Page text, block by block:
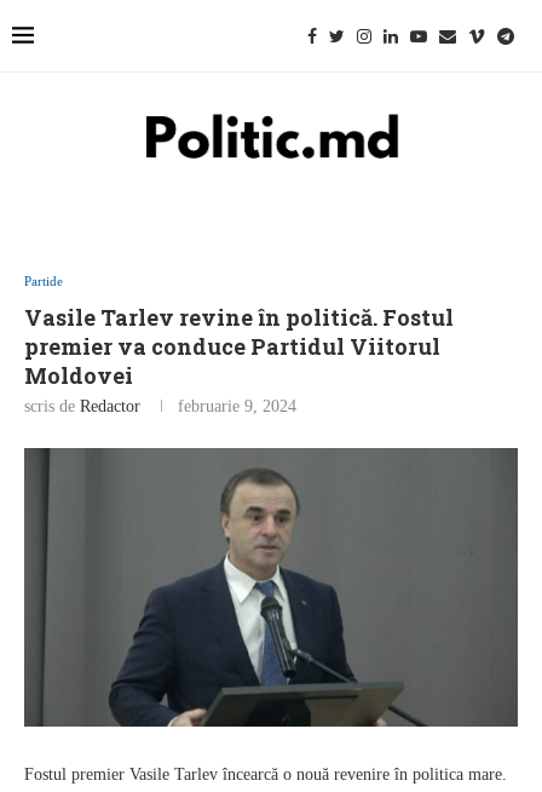
Partide
Vasile Tarlev revine în politică. Fostul
premier va conduce Partidul Viitorul
Moldovei
scris de Redactor februarie 9, 2024
Fostul premier Vasile Tarlev încearcă o nouă revenire în politica mare.